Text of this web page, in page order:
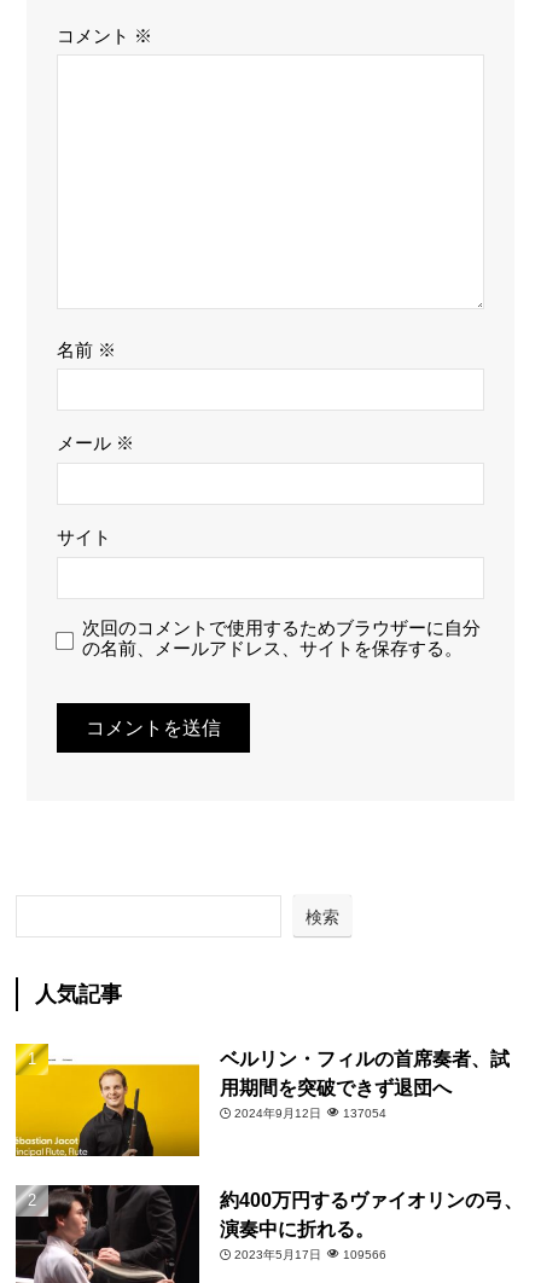
コメント ※
名前 ※
メール ※
サイト
次回のコメントで使用するためブラウザーに自分
の名前、メールアドレス、サイトを保存する。
検索
人気記事
ベルリン・フィルの首席奏者、試
用期間を突破できず退団へ
2024年9月12日 137054
約400万円するヴァイオリンの弓、
演奏中に折れる。
2023年5月17日 109566